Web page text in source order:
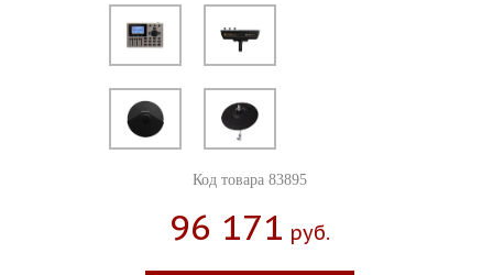
Код товара 83895
96 171 Руб.